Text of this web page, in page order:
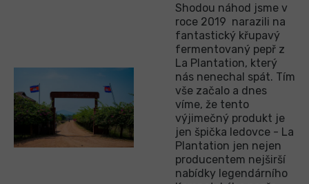
Shodou náhod jsme v
roce 2019 narazili na
fantastický křupavý
fermentovaný pepř z
La Plantation, který
nás nenechal spát. Tím
vše začalo a dnes
víme, že tento
výjimečný produkt je
jen špička ledovce - La
Plantation jen nejen
producentem nejširší
nabídky legendárního